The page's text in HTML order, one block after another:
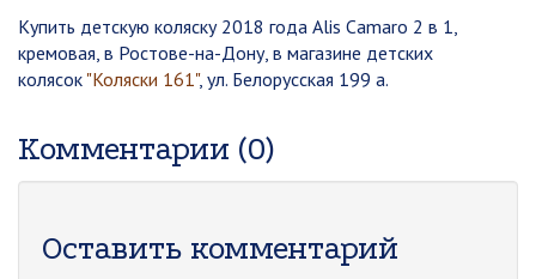
Купить детскую коляску 2018 года Alis Camaro 2 в 1,
кремовая, в Ростове-на-Дону, в магазине детских
колясок "Коляски 161", ул. Белорусская 199 а.
Комментарии (0)
Оставить комментарий